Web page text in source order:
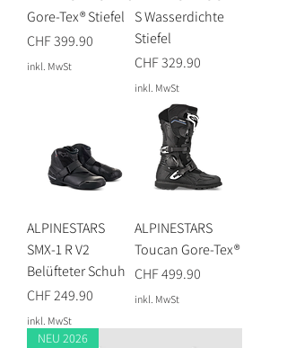
Gore-Tex® Stiefel
Preis
CHF 399.90
inkl. MwSt
S Wasserdichte
Stiefel
Preis
CHF 329.90
inkl. MwSt
ALPINESTARS
SMX-1 R V2
Belüfteter Schuh
Preis
CHF 249.90
inkl. MwSt
ALPINESTARS
Toucan Gore-Tex®
Preis
CHF 499.90
inkl. MwSt
NEU 2026